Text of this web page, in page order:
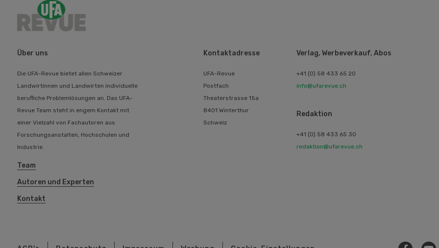
Über uns
Die UFA-Revue bietet allen Schweizer
Landwirtinnen und Landwirten individuelle
berufliche Problemlösungen an. Das UFA-
Revue Team steht in engem Kontakt mit
einer Vielzahl von Fachautoren aus
Forschungsanstalten, Hochschulen und
Industrie.
Team
Autoren und Experten
Kontakt
Kontaktadresse
UFA-Revue
Postfach
Theaterstrasse 15a
8401 Winterthur
Schweiz
Verlag, Werbeverkauf, Abos
+41 (0) 58 433 65 20
info@ufarevue.ch
Redaktion
+41 (0) 58 433 65 30
redaktion@ufarevue.ch